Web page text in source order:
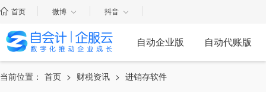
首页 微博 抖音
自动企业版 自动代账版
当前位置： 首页 > 财税资讯 > 进销存软件